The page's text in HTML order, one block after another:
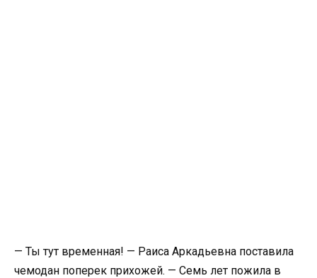
— Ты тут временная! — Раиса Аркадьевна поставила
чемодан поперек прихожей. — Семь лет пожила в